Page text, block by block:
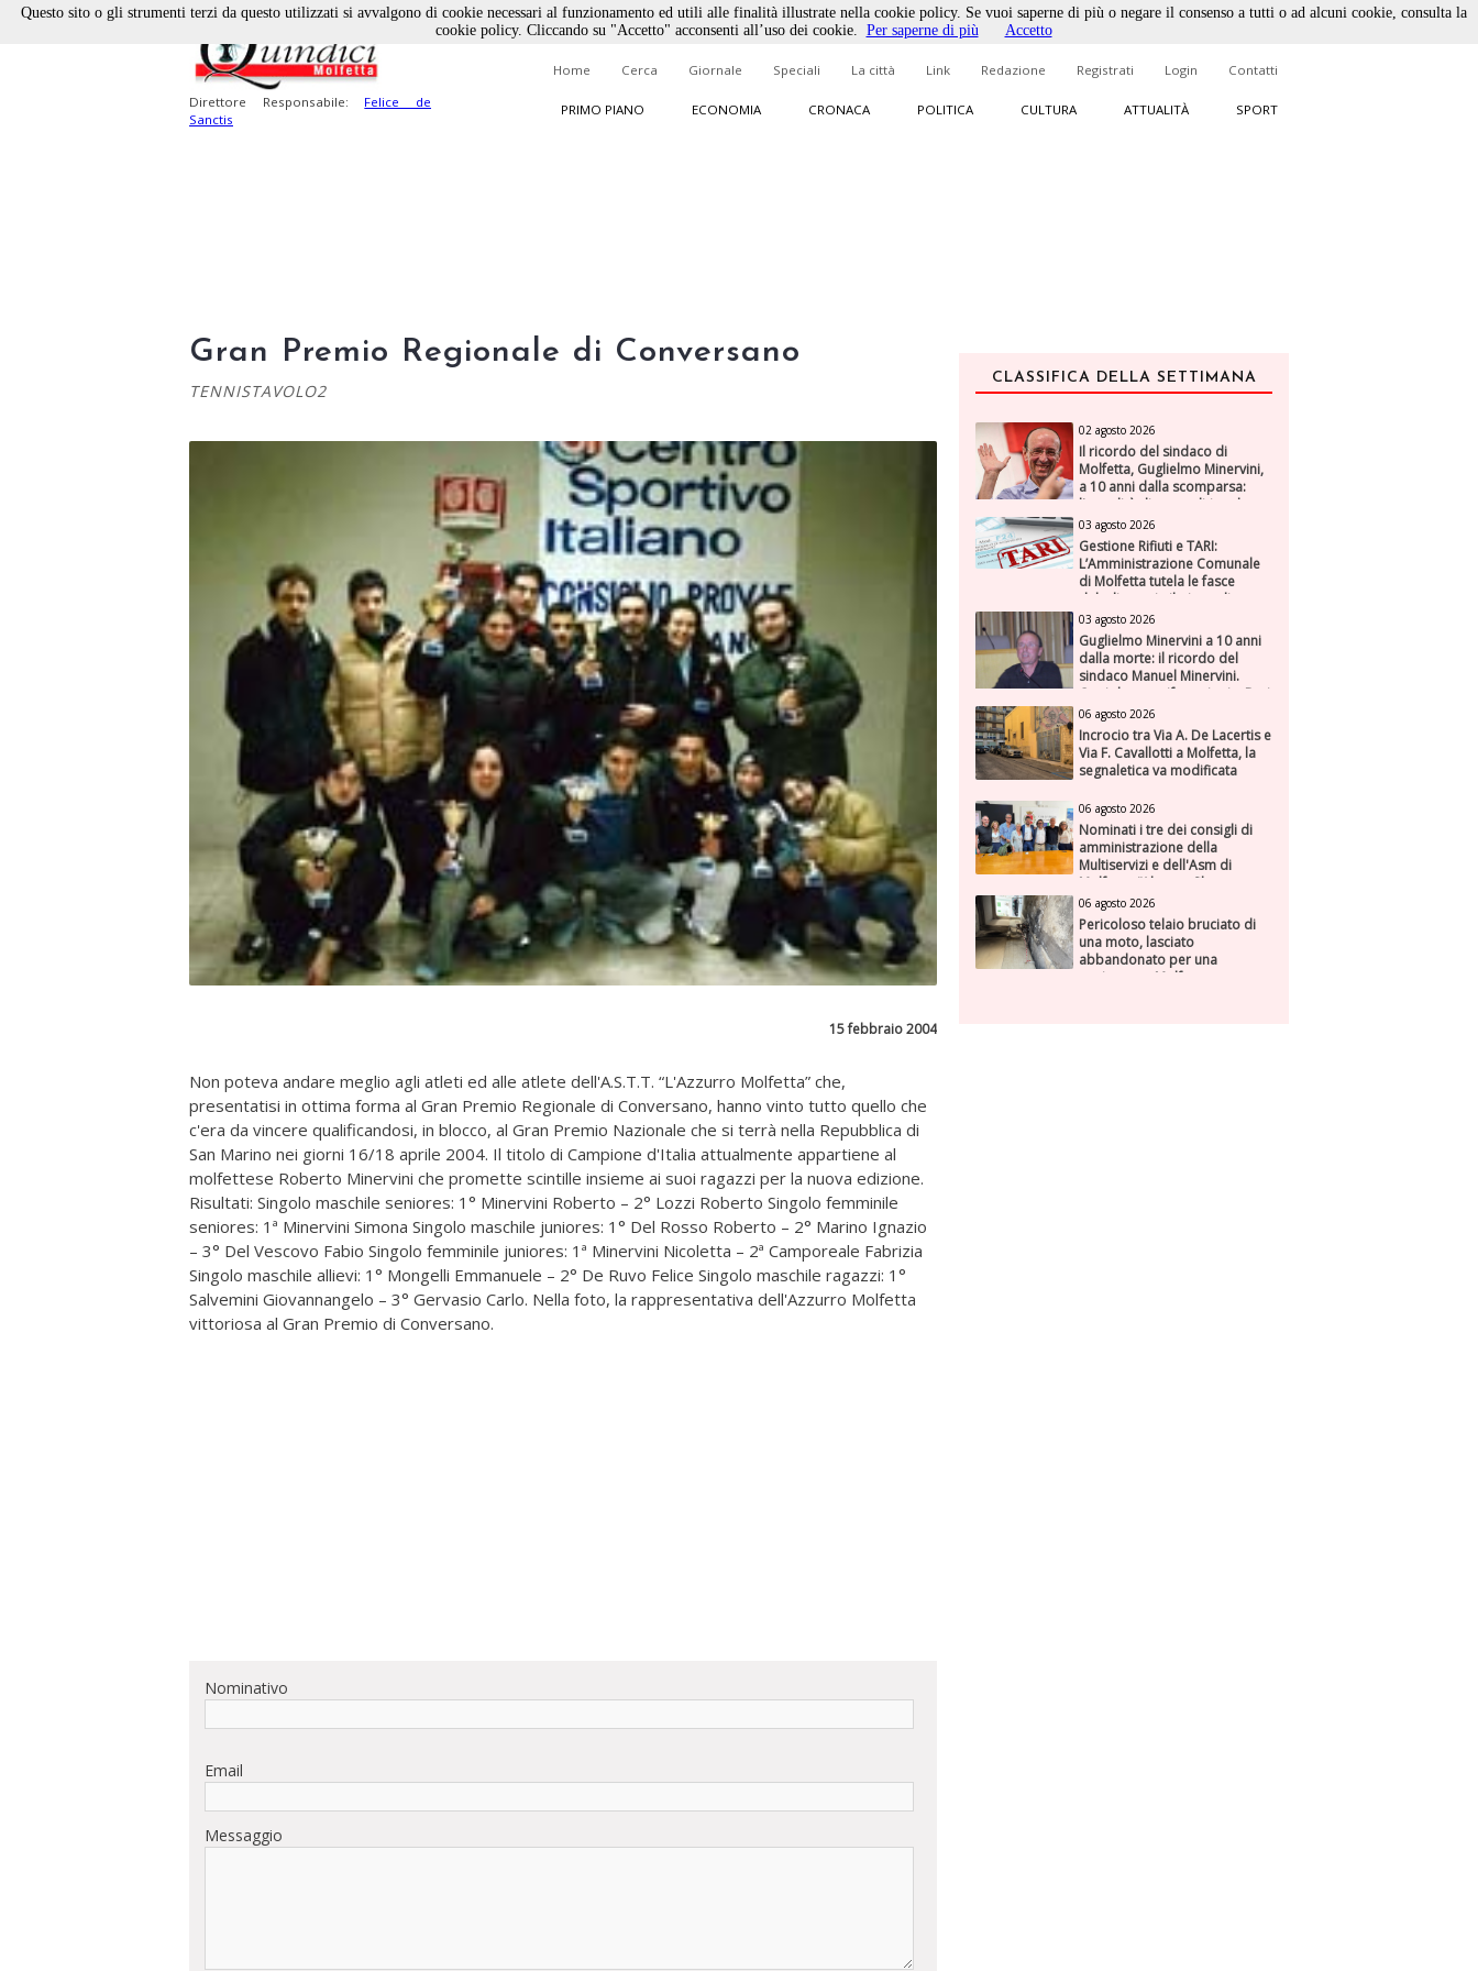
Direttore Responsabile: Felice de
Sanctis
Home Cerca Giornale Speciali La città Link Redazione Registrati Login Contatti
PRIMO PIANO ECONOMIA CRONACA POLITICA CULTURA ATTUALITÀ SPORT
Gran Premio Regionale di Conversano
TENNISTAVOLO2
15 febbraio 2004
Non poteva andare meglio agli atleti ed alle atlete dell'A.S.T.T. “L'Azzurro Molfetta” che,
presentatisi in ottima forma al Gran Premio Regionale di Conversano, hanno vinto tutto quello che
c'era da vincere qualificandosi, in blocco, al Gran Premio Nazionale che si terrà nella Repubblica di
San Marino nei giorni 16/18 aprile 2004. Il titolo di Campione d'Italia attualmente appartiene al
molfettese Roberto Minervini che promette scintille insieme ai suoi ragazzi per la nuova edizione.
Risultati: Singolo maschile seniores: 1° Minervini Roberto – 2° Lozzi Roberto Singolo femminile
seniores: 1ª Minervini Simona Singolo maschile juniores: 1° Del Rosso Roberto – 2° Marino Ignazio
– 3° Del Vescovo Fabio Singolo femminile juniores: 1ª Minervini Nicoletta – 2ª Camporeale Fabrizia
Singolo maschile allievi: 1° Mongelli Emmanuele – 2° De Ruvo Felice Singolo maschile ragazzi: 1°
Salvemini Giovannangelo – 3° Gervasio Carlo. Nella foto, la rappresentativa dell'Azzurro Molfetta
vittoriosa al Gran Premio di Conversano.
Nominativo
Email
Messaggio
CLASSIFICA DELLA SETTIMANA
02 agosto 2026
Il ricordo del sindaco di
Molfetta, Guglielmo Minervini,
a 10 anni dalla scomparsa:
l'attualità di una politica che
genera futuro
03 agosto 2026
Gestione Rifiuti e TARI:
L’Amministrazione Comunale
di Molfetta tutela le fasce
deboli e avvia il piano di
risanamento per ASM
03 agosto 2026
Guglielmo Minervini a 10 anni
dalla morte: il ricordo del
sindaco Manuel Minervini.
Oggi due manifestazioni a Bari
e Molfetta
06 agosto 2026
Incrocio tra Via A. De Lacertis e
Via F. Cavallotti a Molfetta, la
segnaletica va modificata
06 agosto 2026
Nominati i tre dei consigli di
amministrazione della
Multiservizi e dell'Asm di
Molfetta. “Alto profilo e
dondate su fiducia,
competenza e responsabilità”
06 agosto 2026
Pericoloso telaio bruciato di
una moto, lasciato
abbandonato per una
settimana a Molfetta
Questo sito o gli strumenti terzi da questo utilizzati si avvalgono di cookie necessari al funzionamento ed utili alle finalità illustrate nella cookie policy. Se vuoi saperne di più o negare il consenso a tutti o ad alcuni cookie, consulta la
cookie policy. Cliccando su "Accetto" acconsenti all’uso dei cookie. Per saperne di più Accetto